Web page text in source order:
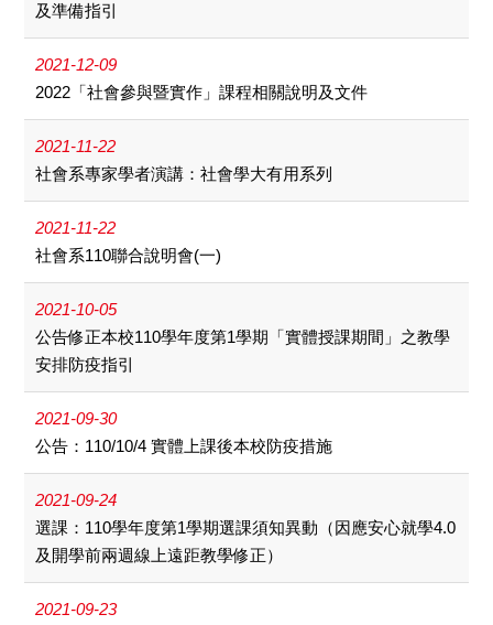
及準備指引
2021-12-09
2022「社會參與暨實作」課程相關說明及文件
2021-11-22
社會系專家學者演講：社會學大有用系列
2021-11-22
社會系110聯合說明會(一)
2021-10-05
公告修正本校110學年度第1學期「實體授課期間」之教學
安排防疫指引
2021-09-30
公告：110/10/4 實體上課後本校防疫措施
2021-09-24
選課：110學年度第1學期選課須知異動（因應安心就學4.0
及開學前兩週線上遠距教學修正）
2021-09-23